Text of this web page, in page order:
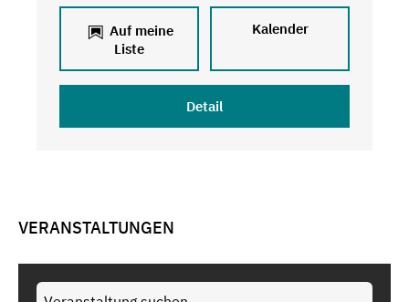
Auf meine
Liste
Kalender
Detail
VERANSTALTUNGEN